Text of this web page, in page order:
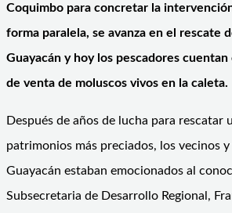
Coquimbo para concretar la
forma paralela, se avanza en el rescate
Guayacán y hoy los pescadores
de venta de moluscos vivos en la caleta.
Después de años de lucha para rescatar
patrimonios más preciados, los vecinos y
Guayacán estaban emocionados al
Subsecretaria de Desarrollo Regional,